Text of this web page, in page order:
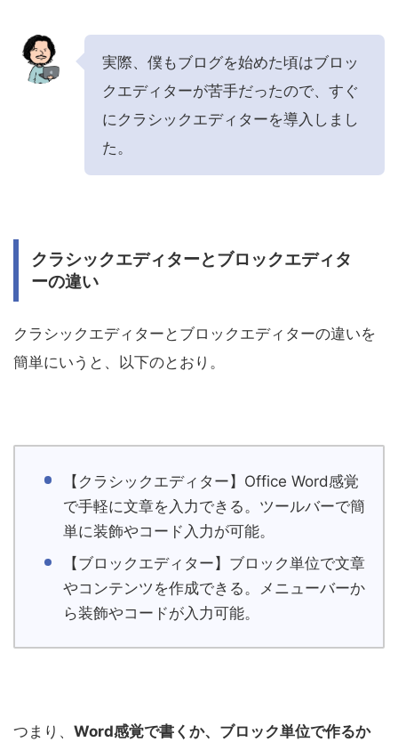
実際、僕もブログを始めた頃はブロッ
クエディターが苦手だったので、すぐ
にクラシックエディターを導入しまし
た。
クラシックエディターとブロックエディタ
ーの違い
クラシックエディターとブロックエディターの違いを
簡単にいうと、以下のとおり。
【クラシックエディター】Office Word感覚
で手軽に文章を入力できる。ツールバーで簡
単に装飾やコード入力が可能。
【ブロックエディター】ブロック単位で文章
やコンテンツを作成できる。メニューバーか
ら装飾やコードが入力可能。
つまり、 Word感覚で書くか、ブロック単位で作るか